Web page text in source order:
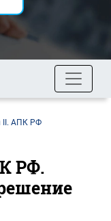
II. АПК РФ
РФ.